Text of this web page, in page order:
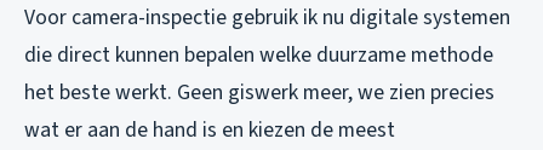
Voor camera-inspectie gebruik ik nu digitale systemen
die direct kunnen bepalen welke duurzame methode
het beste werkt. Geen giswerk meer, we zien precies
wat er aan de hand is en kiezen de meest